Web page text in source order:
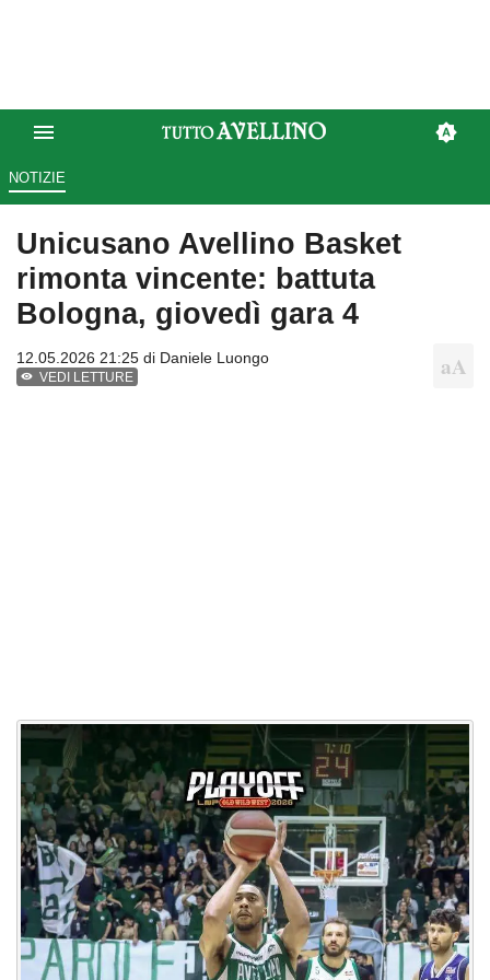
NOTIZIE
Unicusano Avellino Basket
rimonta vincente: battuta
Bologna, giovedì gara 4
12.05.2026 21:25 di Daniele Luongo
VEDI LETTURE